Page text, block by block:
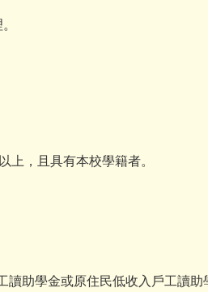
上，且具有本校學籍者。
助學金或原住民低收入戶工讀